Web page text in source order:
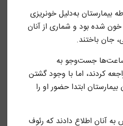
بیمارستان به‌دلیل خو‌نریزی
شده بود و شماری از آنان
جان باختند.
جست‌وجو به
کردند، اما با وجود گشتن
ابتدا حضور او را
به آنان اطلاع دادند که رئوف